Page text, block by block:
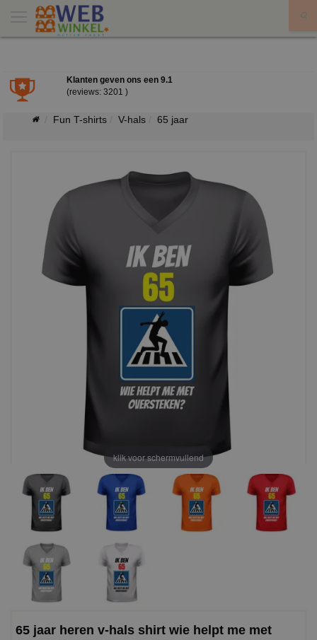
Klanten geven ons een 9.1
(reviews: 3201 )
Fun T-shirts V-hals 65 jaar
klik voor schermvullend
65 jaar heren v-hals shirt wie helpt me met